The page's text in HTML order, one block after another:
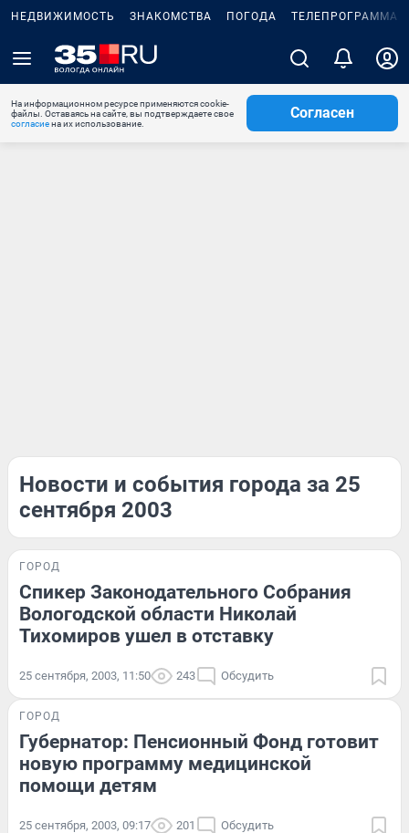
НЕДВИЖИМОСТЬ ЗНАКОМСТВА ПОГОДА ТЕЛЕПРОГРАММА
На информационном ресурсе применяются cookie-
файлы. Оставаясь на сайте, вы подтверждаете свое
согласиена их использование.
Согласен
Новости и события города за 25
сентября 2003
ГОРОД
Спикер Законодательного Собрания
Вологодской области Николай
Тихомиров ушел в отставку
25 сентября, 2003, 11:50 243 Обсудить
ГОРОД
Губернатор: Пенсионный Фонд готовит
новую программу медицинской
помощи детям
25 сентября, 2003, 09:17 201 Обсудить